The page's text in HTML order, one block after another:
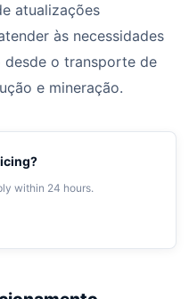
atualizações
às necessidades
desde o transporte de
e mineração.
within 24 hours.